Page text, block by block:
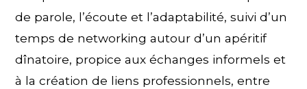
de parole, l’écoute et l’adaptabilité, suivi d’un
temps de networking autour d’un apéritif
dînatoire, propice aux échanges informels et
à la création de liens professionnels, entre